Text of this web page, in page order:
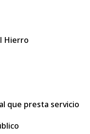
Hierro
que presta servicio